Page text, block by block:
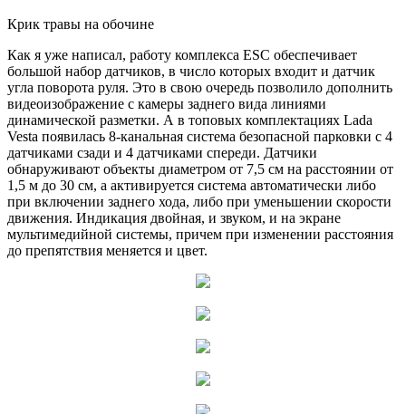
Крик травы на обочине
Как я уже написал, работу комплекса ESC обеспечивает
большой набор датчиков, в число которых входит и датчик
угла поворота руля. Это в свою очередь позволило дополнить
видеоизображение с камеры заднего вида линиями
динамической разметки. А в топовых комплектациях Lada
Vesta появилась 8-канальная система безопасной парковки с 4
датчиками сзади и 4 датчиками спереди. Датчики
обнаруживают объекты диаметром от 7,5 см на расстоянии от
1,5 м до 30 см, а активируется система автоматически либо
при включении заднего хода, либо при уменьшении скорости
движения. Индикация двойная, и звуком, и на экране
мультимедийной системы, причем при изменении расстояния
до препятствия меняется и цвет.